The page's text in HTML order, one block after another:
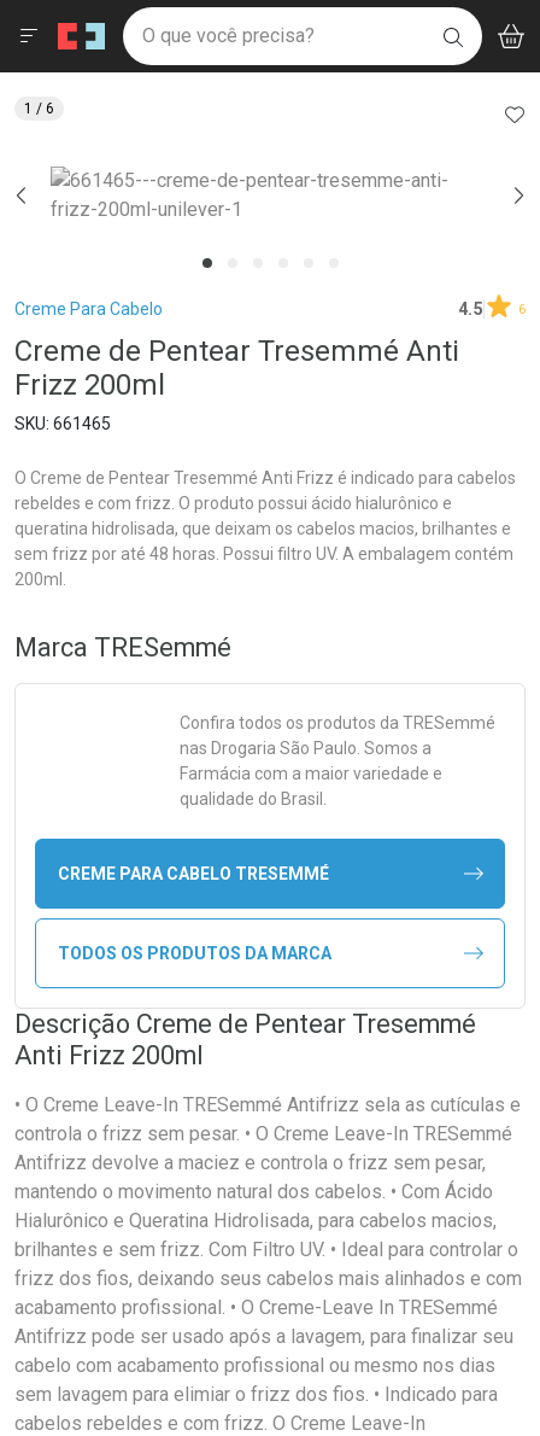
Drogaria São Paulo
Ir direto para a home
pela página
Ir direto para o conteúdo
Ir direto para a busca
Ir direto para a conta
Ir direto para a notificações
Ir direto para o carrinho
Ir direto para o menu
Faça a sua busca
O que você precisa? BUSCAR
Menu
Breadcrumb
Creme Para Cabelo 4.5 6
Creme de Pentear Tresemmé Anti
Frizz 200ml
661465
O Creme de Pentear Tresemmé Anti Frizz é indicado para cabelos
rebeldes e com frizz. O produto possui ácido hialurônico e
queratina hidrolisada, que deixam os cabelos macios, brilhantes e
sem frizz por até 48 horas. Possui filtro UV. A embalagem contém
200ml.
1 / 6
Marca TRESemmé
Confira todos os produtos da TRESemmé
nas Drogaria São Paulo. Somos a
Farmácia com a maior variedade e
qualidade do Brasil.
CREME PARA CABELO TRESEMMÉ
TODOS OS PRODUTOS DA MARCA
Descrição Creme de Pentear Tresemmé
Anti Frizz 200ml
• O Creme Leave-In TRESemmé Antifrizz sela as cutículas e
controla o frizz sem pesar. • O Creme Leave-In TRESemmé
Antifrizz devolve a maciez e controla o frizz sem pesar,
mantendo o movimento natural dos cabelos. • Com Ácido
Hialurônico e Queratina Hidrolisada, para cabelos macios,
brilhantes e sem frizz. Com Filtro UV. • Ideal para controlar o
frizz dos fios, deixando seus cabelos mais alinhados e com
acabamento profissional. • O Creme-Leave In TRESemmé
Antifrizz pode ser usado após a lavagem, para finalizar seu
cabelo com acabamento profissional ou mesmo nos dias
sem lavagem para elimiar o frizz dos fios. • Indicado para
cabelos rebeldes e com frizz. O Creme Leave-In